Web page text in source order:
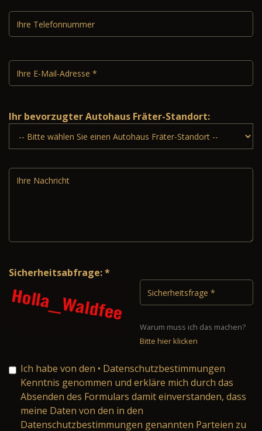
Ihr bevorzugter Autohaus Fräter-Standort:
Sicherheitsabfrage: *
Warum muss ich das machen?
Bitte hier klicken
Ich habe von den • Datenschutzbestimmungen
Kenntnis genommen und erkläre mich durch das
Absenden des Formulars damit einverstanden, dass
meine Daten von den in den
Datenschutzbestimmungen genannten Parteien zu